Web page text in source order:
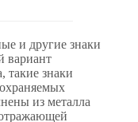
и другие знаки
вариант
такие знаки
из металла